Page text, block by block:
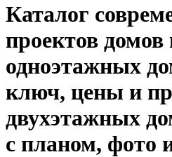
Каталог
проектов
одноэтажных
ключ, цены и
двухэтажных
с планом, фото